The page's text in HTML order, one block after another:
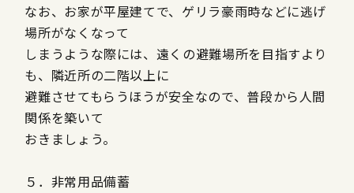
なお、お家が平屋建てで、ゲリラ豪雨時などに逃げ
場所がなくなって
しまうような際には、遠くの避難場所を目指すより
も、隣近所の二階以上に
避難させてもらうほうが安全なので、普段から人間
関係を築いて
おきましょう。
５．非常用品備蓄